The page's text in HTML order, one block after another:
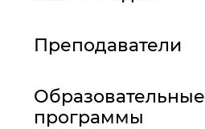
Преподаватели
Образовательные
программы